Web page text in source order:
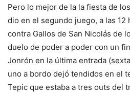
Pero lo mejor de la la fiesta de
dio en el segundo juego, a las 12
contra Gallos de San Nicolás de
duelo de poder a poder con un
Jonrón en la última entrada
uno a bordo dejó tendidos en el
Tepic que estaba a tres outs del